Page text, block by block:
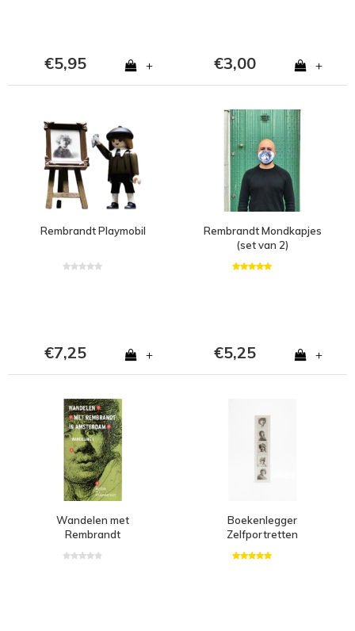
€5,95 + €3,00 +
Rembrandt Playmobil
€7,25 +
Rembrandt Mondkapjes
(set van 2)
€5,25 +
Wandelen met
Rembrandt
Boekenlegger
Zelfportretten